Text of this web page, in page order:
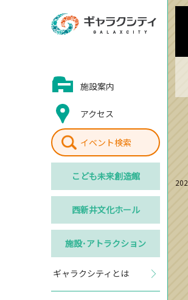
施設案内
アクセス
イベント検索
こども未来創造館
西新井文化ホール
施設･アトラクション
ギャラクシティとは